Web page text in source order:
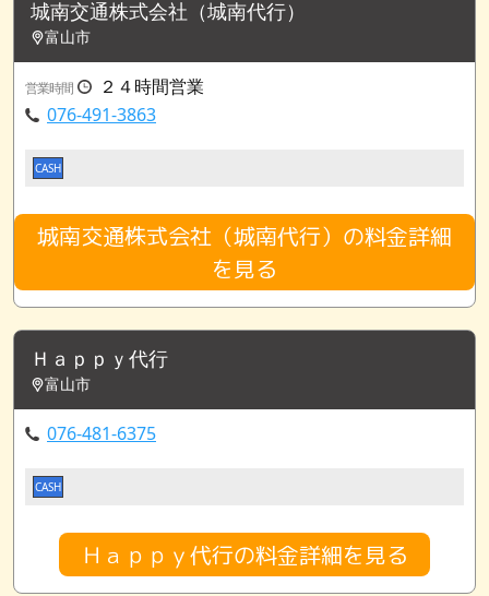
城南交通株式会社（城南代行）
富山市
営業時間
２４時間営業
076-491-3863
CASH
城南交通株式会社（城南代行）の料金詳細
を見る
Ｈａｐｐｙ代行
富山市
076-481-6375
CASH
Ｈａｐｐｙ代行の料金詳細を見る